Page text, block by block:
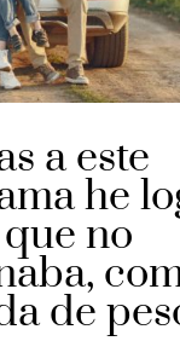
a este
he
no
de